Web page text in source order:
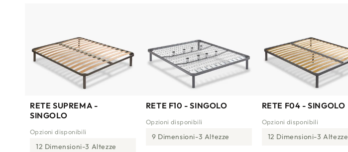
RETE SUPREMA -
SINGOLO
Opzioni disponibili
12 Dimensioni 3 Altezze
RETE F10 - SINGOLO
Opzioni disponibili
9 Dimensioni 3 Altezze
RETE F04 - SINGOLO
Opzioni disponibili
12 Dimensioni 3 Altezze